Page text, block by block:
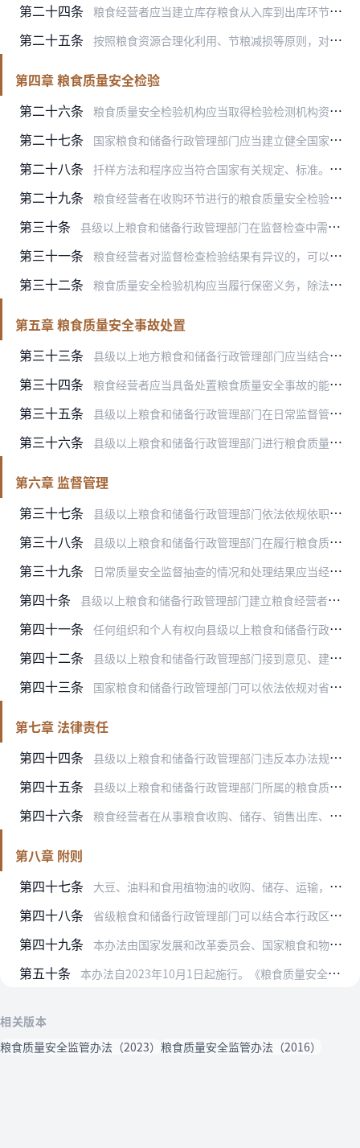
第二十四条 粮食经营者应当建立库存粮食从入库到出库环节的质量安全追溯制度，实现粮食质量安全可追溯。
第二十五条 按照粮食资源合理化利用、节粮减损等原则，对重金属、真菌毒素、农药残留等污染物质以及其他危害人体健康的物质含量超过食品安全标准限量的粮食，能够进行无害化处理的，鼓…
第四章 粮食质量安全检验
第二十六条
粮食质量安全检验机构应当取得检验检测机构资质认定，依法依规开展检验监测工作。
第二十七条 国家粮食和储备行政管理部门应当建立健全国家粮食质量安全检验监测体系，根据开展粮食质量检验监测等工作的需要，依托现有粮食检验监测资源，择优选用基础较好的粮食质量安…
第二十八条 扦样方法和程序应当符合国家有关规定、标准。扦样机构和扦样人员对扦样合规性、样品真实性与代表性、信息准确性与完整性负责。
第二十九条 粮食经营者在收购环节进行的粮食质量安全检验以及县级以上粮食和储备行政管理部门依法依规开展的粮食质量安全风险监测和抽查检验，可采用国家粮食和储备行政管理部门认可的…
第三十条 县级以上粮食和储备行政管理部门在监督检查中需要对粮食质量安全进行检验的，应当委托粮食质量安全检验机构进行扦样和检验，并按规定支付相应费用。扦取的样品应当自监督检…
第三十一条 粮食经营者对监督检查检验结果有异议的，可以向监督检查机构申请复检并充分说明理由。监督检查机构认为存在检验程序不规范等需要复检的，可以安排原粮食质量安全检验机构进…
第三十二条 粮食质量安全检验机构应当履行保密义务，除法律法规规定的情形外，未经委托方同意，不得擅自公开或者向他人提供检验报告。对发现存在粮食质量安全重大风险情况的，应当及时…
第五章 粮食质量安全事故处置
第三十三条
县级以上地方粮食和储备行政管理部门应当结合本地实际建立健全粮食质量安全事故应急预案。对粮食经营者因管理不善等原因，导致粮食出现较为严重的质量安全等问题或者风险的…
第三十四条 粮食经营者应当具备处置粮食质量安全事故的能力，定期检查各项风险防范措施的落实情况，及时消除事故隐患。
第三十五条 县级以上粮食和储备行政管理部门在日常监督管理中发现粮食质量安全事故，或者接到粮食质量安全事故报告，应当依职责和权限立即调查处理，按规定采取封存、检验、限定用途等…
第三十六条 县级以上粮食和储备行政管理部门进行粮食质量安全事故调查，有权向有关单位和个人了解与事故有关的情况，并要求提供相关资料和样品。有关单位和个人应当予以配合，不得拒绝…
第六章 监督管理
第三十七条
县级以上粮食和储备行政管理部门依法依规依职责对粮食经营者进行质量安全监督管理，制定粮食质量安全监督抽查计划，采用普查、随机抽查、巡查、重点检查、交叉检查、提级查…
第三十八条 县级以上粮食和储备行政管理部门在履行粮食质量安全监督管理职责过程中，有权采取下列措施：
第三十九条 日常质量安全监督抽查的情况和处理结果应当经监督抽查人员和粮食经营者签字后归档。粮食经营者拒绝签字的，应当如实记录原因，经监督抽查人员2人以上签字后归档。
第四十条 县级以上粮食和储备行政管理部门建立粮食经营者信用档案，应当包含粮食经营者粮食质量安全信用情况，记录日常质量安全监督抽查结果、违规违纪违法行为查处等信息，并根据信…
第四十一条 任何组织和个人有权向县级以上粮食和储备行政管理部门提出加强粮食质量安全监督管理工作的意见和建议，举报粮食质量安全违规违纪违法行为。
第四十二条 县级以上粮食和储备行政管理部门接到意见、建议和举报，应当按照职责和程序及时研究、处理。对属于本部门职责的，应当受理，并及时进行答复、核实、处理；对不属于本部门职…
第四十三条 国家粮食和储备行政管理部门可以依法依规对省级粮食和储备行政管理部门的质量安全监管工作进行年度评估考核，对取得显著成绩的单位和个人进行通报表扬。
第七章 法律责任
第四十四条
县级以上粮食和储备行政管理部门违反本办法规定，出现下列情形的，责令改正；造成严重后果的，对负有责任的领导人员和直接责任人员依规依纪依法给予处分：
第四十五条 县级以上粮食和储备行政管理部门所属的粮食质量安全检验机构和检验人员违反本办法规定，出现下列情形的，由县级以上粮食和储备行政管理部门依职责对有关单位和人员进行处分…
第四十六条 粮食经营者在从事粮食收购、储存、销售出库、运输和政策性粮食购销活动中违反质量安全管理有关规定的，依照《粮食流通管理条例》等有关法律法规进行处理。粮食经营者在收购…
第八章 附则
第四十七条
大豆、油料和食用植物油的收购、储存、运输，政策性大豆、油料和食用植物油的购销等经营活动中的质量安全监管，适用本办法规定。
第四十八条 省级粮食和储备行政管理部门可以结合本行政区域实际制定相应的实施细则。
第四十九条 本办法由国家发展和改革委员会、国家粮食和物资储备局负责解释。
第五十条 本办法自2023年10月1日起施行。《粮食质量安全监管办法》（国家发展改革委2016年第42号令）同时废止。
相关版本
粮食质量安全监管办法（2023） 粮食质量安全监管办法（2016）